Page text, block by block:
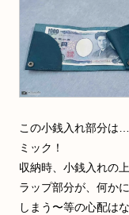
この小銭入れ部分は
ミック！
収納時、小銭入れの
ラップ部分が、何か
しまう〜等の心配は